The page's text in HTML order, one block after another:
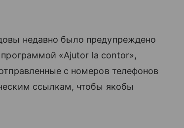
недавно было предупреждено
«Ajutor la contor»,
с номеров телефонов
ссылкам, чтобы якобы